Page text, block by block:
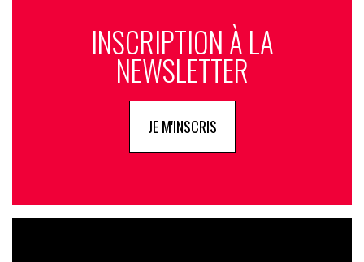
INSCRIPTION À LA
NEWSLETTER
JE M'INSCRIS